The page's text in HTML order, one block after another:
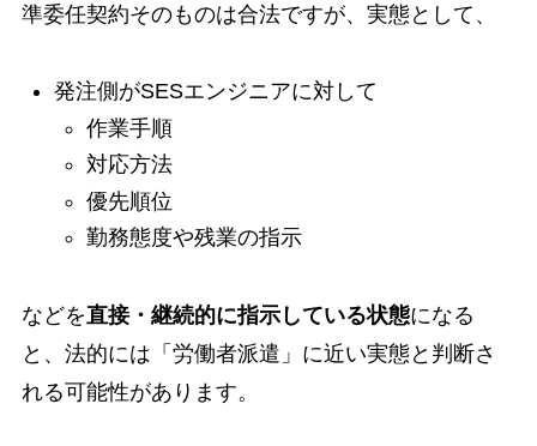
準委任契約そのものは合法ですが、実態として、
発注側がSESエンジニアに対して
作業手順
対応方法
優先順位
勤務態度や残業の指示
などを直接・継続的に指示している状態になる
と、法的には「労働者派遣」に近い実態と判断さ
れる可能性があります。